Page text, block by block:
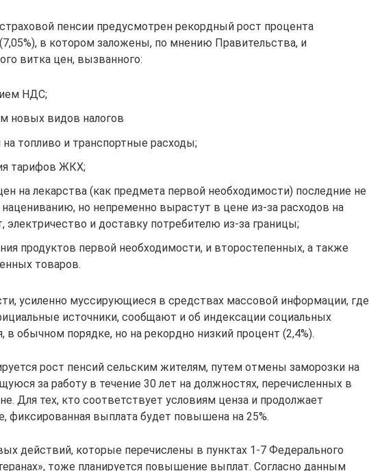
пенсии предусмотрен рекордный рост процента
в котором заложены, по мнению Правительства, и
витка цен, вызванного:
НДС;
новых видов налогов
на топливо и транспортные расходы;
тарифов ЖКХ;
на лекарства (как предмета первой необходимости) последние не
но непременно вырастут в цене из-за расходов на
электричество и доставку потребителю из-за границы;
продуктов первой необходимости, и второстепенных, а также
товаров.
усиленно муссирующиеся в средствах массовой информации, где
источники, сообщают и об индексации социальных
в обычном порядке, но на рекордно низкий процент (2,4%).
рост пенсий сельским жителям, путем отмены заморозки на
за работу в течение 30 лет на должностях, перечисленных в
Для тех, кто соответствует условиям ценза и продолжает
фиксированная выплата будет повышена на 25%.
действий, которые перечислены в пунктах 1-7 Федерального
тоже планируется повышение выплат. Согласно данным